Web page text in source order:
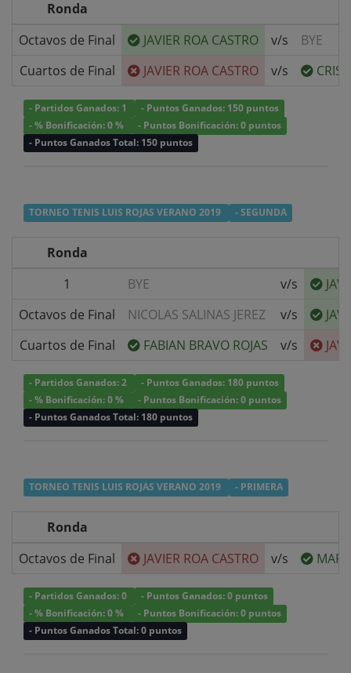
Ronda
Octavos de Final
JAVIER ROA CASTRO v/s
BYE
Cuartos de Final
JAVIER ROA CASTRO v/s
- Partidos Ganados: 1
- Puntos Ganados: 150 puntos
- % Bonificación: 0 %
- Puntos Bonificación: 0 puntos
- Puntos Ganados Total: 150 puntos
TORNEO TENIS LUIS ROJAS VERANO 2019 - SEGUNDA
Ronda
1
BYE v/s
Octavos de Final
NICOLAS SALINAS JEREZ v/s
Cuartos de Final
FABIAN BRAVO ROJAS v/s
- Partidos Ganados: 2
- Puntos Ganados: 180 puntos
- % Bonificación: 0 %
- Puntos Bonificación: 0 puntos
- Puntos Ganados Total: 180 puntos
TORNEO TENIS LUIS ROJAS VERANO 2019 - PRIMERA
Ronda
Octavos de Final
JAVIER ROA CASTRO v/s
- Partidos Ganados: 0
- Puntos Ganados: 0 puntos
- % Bonificación: 0 %
- Puntos Bonificación: 0 puntos
- Puntos Ganados Total: 0 puntos